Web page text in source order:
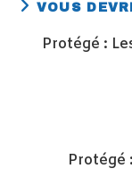
VOUS
Protégé :
Protégé